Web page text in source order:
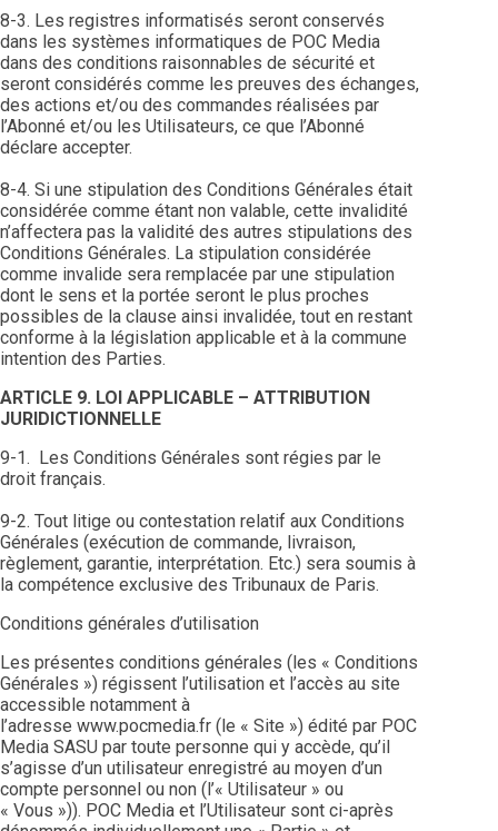
8-3. Les registres informatisés seront conservés
dans les systèmes informatiques de POC Media
dans des conditions raisonnables de sécurité et
seront considérés comme les preuves des échanges,
des actions et/ou des commandes réalisées par
l’Abonné et/ou les Utilisateurs, ce que l’Abonné
déclare accepter.
8-4. Si une stipulation des Conditions Générales était
considérée comme étant non valable, cette invalidité
n’affectera pas la validité des autres stipulations des
Conditions Générales. La stipulation considérée
comme invalide sera remplacée par une stipulation
dont le sens et la portée seront le plus proches
possibles de la clause ainsi invalidée, tout en restant
conforme à la législation applicable et à la commune
intention des Parties.
ARTICLE 9. LOI APPLICABLE – ATTRIBUTION
JURIDICTIONNELLE
9-1. Les Conditions Générales sont régies par le
droit français.
9-2. Tout litige ou contestation relatif aux Conditions
Générales (exécution de commande, livraison,
règlement, garantie, interprétation. Etc.) sera soumis à
la compétence exclusive des Tribunaux de Paris.
Conditions générales d’utilisation
Les présentes conditions générales (les « Conditions
Générales ») régissent l’utilisation et l’accès au site
accessible notamment à
l’adresse www.pocmedia.fr (le « Site ») édité par POC
Media SASU par toute personne qui y accède, qu’il
s’agisse d’un utilisateur enregistré au moyen d’un
compte personnel ou non (l’« Utilisateur » ou
« Vous »)). POC Media et l’Utilisateur sont ci-après